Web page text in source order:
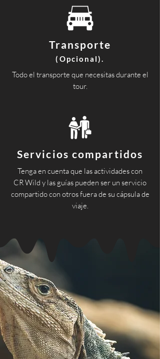
Transporte
(Opcional).
Todo el transporte que necesitas durante el
tour.
Servicios compartidos
Tenga en cuenta que las actividades con
CR Wild y las guías pueden ser un servicio
compartido con otros fuera de su cápsula de
viaje.